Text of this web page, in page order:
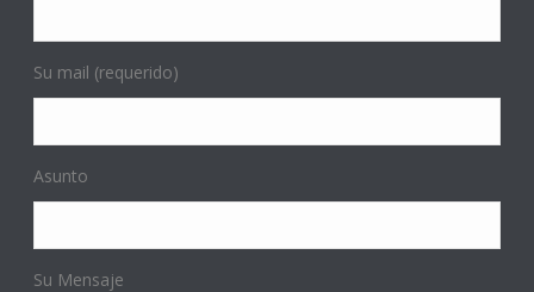
Su mail (requerido)
Asunto
Su Mensaje